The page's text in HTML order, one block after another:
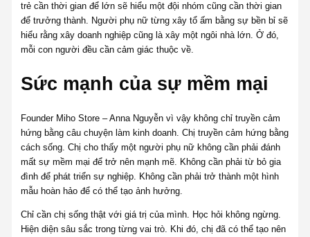
trẻ cần thời gian để lớn sẽ hiểu một đội nhóm cũng cần thời gian
để trưởng thành. Người phụ nữ từng xây tổ ấm bằng sự bền bỉ sẽ
hiểu rằng xây doanh nghiệp cũng là xây một ngôi nhà lớn. Ở đó,
mỗi con người đều cần cảm giác thuộc về.
Sức mạnh của sự mềm mại
Founder Miho Store – Anna Nguyễn vì vậy không chỉ truyền cảm
hứng bằng câu chuyện làm kinh doanh. Chị truyền cảm hứng bằng
cách sống. Chị cho thấy một người phụ nữ không cần phải đánh
mất sự mềm mại để trở nên mạnh mẽ. Không cần phải từ bỏ gia
đình để phát triển sự nghiệp. Không cần phải trở thành một hình
mẫu hoàn hảo để có thể tạo ảnh hưởng.
Chỉ cần chị sống thật với giá trị của mình. Học hỏi không ngừng.
Hiện diện sâu sắc trong từng vai trò. Khi đó, chị đã có thể tạo nên